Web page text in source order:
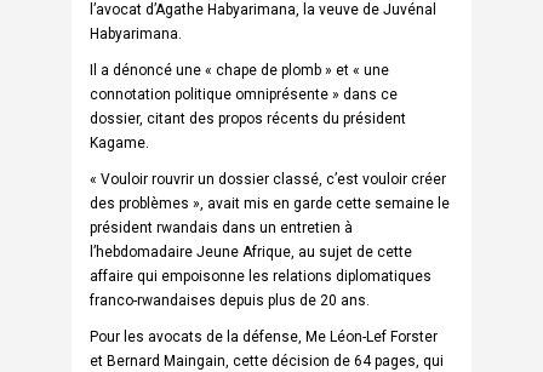
l’avocat d’Agathe Habyarimana, la veuve de Juvénal
Habyarimana.
Il a dénoncé une « chape de plomb » et « une
connotation politique omniprésente » dans ce
dossier, citant des propos récents du président
Kagame.
« Vouloir rouvrir un dossier classé, c’est vouloir créer
des problèmes », avait mis en garde cette semaine le
président rwandais dans un entretien à
l’hebdomadaire Jeune Afrique, au sujet de cette
affaire qui empoisonne les relations diplomatiques
franco-rwandaises depuis plus de 20 ans.
Pour les avocats de la défense, Me Léon-Lef Forster
et Bernard Maingain, cette décision de 64 pages, qui